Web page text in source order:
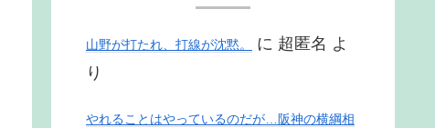
山野が打たれ、打線が沈黙。 に 超匿名 よ
り
やれることはやっているのだが…阪神の横綱相